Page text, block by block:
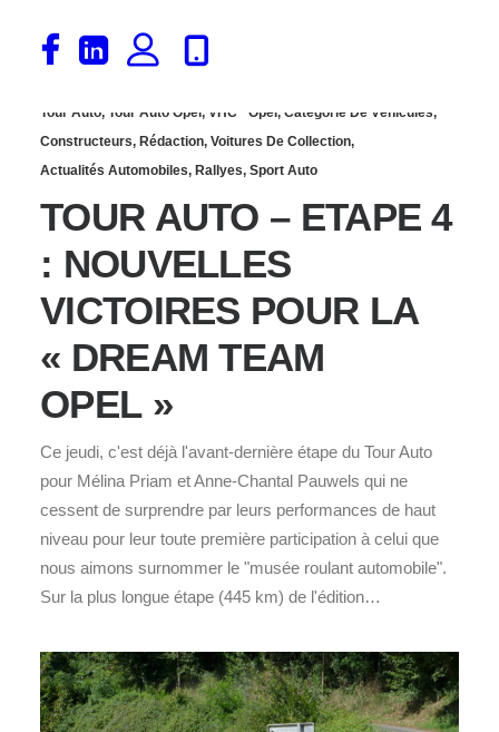
Tour Auto, Tour Auto Opel, VHC Opel, Catégorie De Véhicules,
Constructeurs, Rédaction, Voitures De Collection,
Actualités Automobiles, Rallyes, Sport Auto
TOUR AUTO – ETAPE 4
: NOUVELLES
VICTOIRES POUR LA
« DREAM TEAM
OPEL »
Ce jeudi, c'est déjà l'avant-dernière étape du Tour Auto
pour Mélina Priam et Anne-Chantal Pauwels qui ne
cessent de surprendre par leurs performances de haut
niveau pour leur toute première participation à celui que
nous aimons surnommer le "musée roulant automobile".
Sur la plus longue étape (445 km) de l'édition…